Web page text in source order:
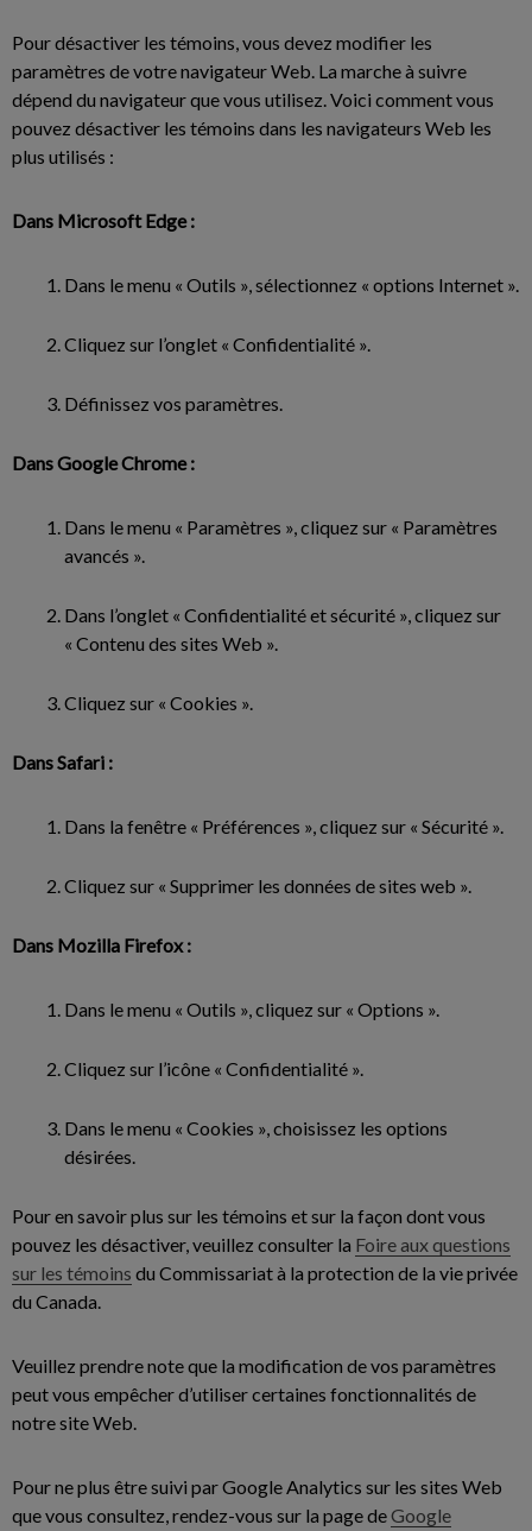
Pour désactiver les témoins, vous devez modifier les
paramètres de votre navigateur Web. La marche à suivre
dépend du navigateur que vous utilisez. Voici comment vous
pouvez désactiver les témoins dans les navigateurs Web les
plus utilisés :
Dans Microsoft Edge :
Dans le menu « Outils », sélectionnez « options Internet ».
Cliquez sur l’onglet « Confidentialité ».
Définissez vos paramètres.
Dans Google Chrome :
Dans le menu « Paramètres », cliquez sur « Paramètres
avancés ».
Dans l’onglet « Confidentialité et sécurité », cliquez sur
« Contenu des sites Web ».
Cliquez sur « Cookies ».
Dans Safari :
Dans la fenêtre « Préférences », cliquez sur « Sécurité ».
Cliquez sur « Supprimer les données de sites web ».
Dans Mozilla Firefox :
Dans le menu « Outils », cliquez sur « Options ».
Cliquez sur l’icône « Confidentialité ».
Dans le menu « Cookies », choisissez les options
désirées.
Pour en savoir plus sur les témoins et sur la façon dont vous
pouvez les désactiver, veuillez consulter la Foire aux questions
sur les témoins du Commissariat à la protection de la vie privée
du Canada.
Veuillez prendre note que la modification de vos paramètres
peut vous empêcher d’utiliser certaines fonctionnalités de
notre site Web.
Pour ne plus être suivi par Google Analytics sur les sites Web
que vous consultez, rendez-vous sur la page deGoogle